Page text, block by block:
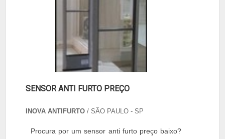
SENSOR ANTI FURTO PREÇO
INOVA ANTIFURTO / SÃO PAULO - SP
Procura por um sensor anti furto preço baixo?